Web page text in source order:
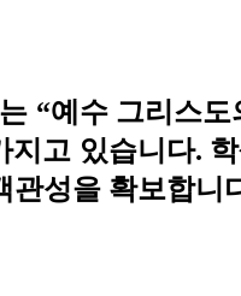
“예수 그리스도
지고 있습니다.
관성을 확보합니